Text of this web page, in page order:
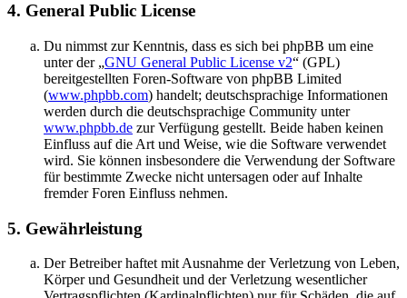
4. General Public License
Du nimmst zur Kenntnis, dass es sich bei phpBB um eine
unter der „GNU General Public License v2“ (GPL)
bereitgestellten Foren-Software von phpBB Limited
(www.phpbb.com) handelt; deutschsprachige Informationen
werden durch die deutschsprachige Community unter
www.phpbb.de zur Verfügung gestellt. Beide haben keinen
Einfluss auf die Art und Weise, wie die Software verwendet
wird. Sie können insbesondere die Verwendung der Software
für bestimmte Zwecke nicht untersagen oder auf Inhalte
fremder Foren Einfluss nehmen.
5. Gewährleistung
Der Betreiber haftet mit Ausnahme der Verletzung von Leben,
Körper und Gesundheit und der Verletzung wesentlicher